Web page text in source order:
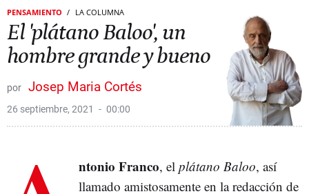
PENSAMIENTO LA COLUMNA
El 'plátano Baloo', un
hombre grande y bueno
Josep Maria Cortés
26 septiembre, 2021 00:00
ntonio Franco, el plátano Baloo, así
llamado amistosamente en la redacción de